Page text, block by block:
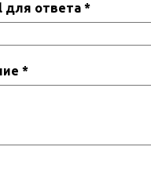
для ответа *
*